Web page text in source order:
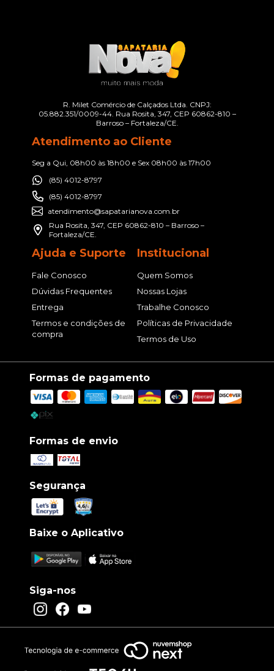
R. Milet Comércio de Calçados Ltda. CNPJ:
05.882.351/0009-44. Rua Rosita, 347, CEP 60862-810 –
Barroso – Fortaleza/CE.
Atendimento ao Cliente
Seg a Qui, 08h00 às 18h00 e Sex 08h00 às 17h00
(85) 4012-8797
(85) 4012-8797
atendimento@sapatarianova.com.br
Rua Rosita, 347, CEP 60862-810 – Barroso –
Fortaleza/CE.
Ajuda e Suporte
Fale Conosco
Dúvidas Frequentes
Entrega
Termos e condições de
compra
Institucional
Quem Somos
Nossas Lojas
Trabalhe Conosco
Políticas de Privacidade
Termos de Uso
Formas de pagamento
Formas de envio
Segurança
Baixe o Aplicativo
Siga-nos